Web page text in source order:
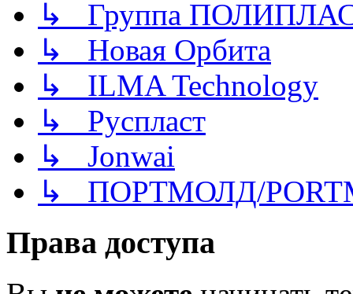
↳ Группа
↳ Новая Орбита
↳ ILMA Technology
↳ Руспласт
↳ Jonwai
↳ ПОРТМОЛД/
Права доступа